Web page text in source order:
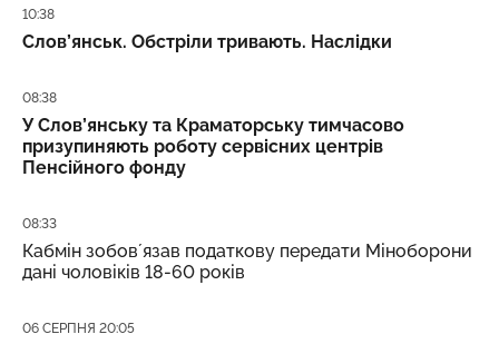
Дата публікації
10:38
Слов’янськ. Обстріли тривають. Наслідки
Дата публікації
08:38
У Слов’янську та Краматорську тимчасово
призупиняють роботу сервісних центрів
Пенсійного фонду
Дата публікації
08:33
Кабмін зобовʼязав податкову передати Міноборони
дані чоловіків 18-60 років
Дата публікації
06 СЕРПНЯ 20:05